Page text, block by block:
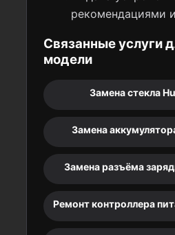
рекомендациями
Связанные услуги
модели
Замена стекла
Замена
Замена разъёма
Ремонт контроллера